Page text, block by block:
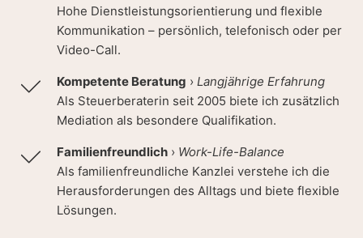
Hohe Dienstleistungsorientierung und flexible
Kommunikation – persönlich, telefonisch oder per
Video-Call.
Kompetente Beratung › Langjährige Erfahrung
Als Steuerberaterin seit 2005 biete ich zusätzlich
Mediation als besondere Qualifikation.
Familienfreundlich › Work-Life-Balance
Als familienfreundliche Kanzlei verstehe ich die
Herausforderungen des Alltags und biete flexible
Lösungen.